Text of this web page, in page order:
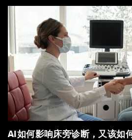
AI如何影响床旁诊断，又该如